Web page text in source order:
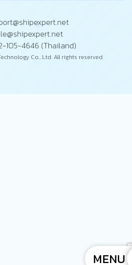
MENU
105-4646 (Thailand)
Co., Ltd. All rights reserved.